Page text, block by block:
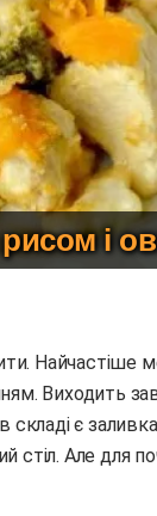
і
Виходить
є
стіл. Але для